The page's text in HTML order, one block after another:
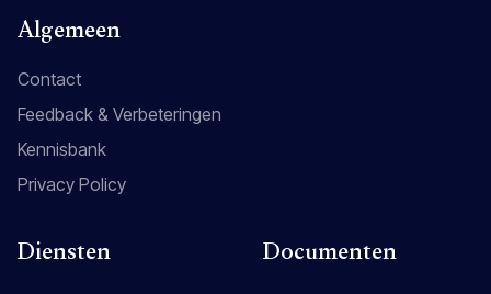
Algemeen
Contact
Feedback & Verbeteringen
Kennisbank
Privacy Policy
Diensten Documenten